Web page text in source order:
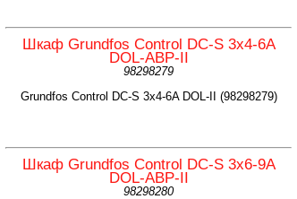
Шкаф Grundfos Control DC-S 3x4-6A
DOL-ABP-II
98298279
Grundfos Control DC-S 3x4-6A DOL-II (98298279)
Шкаф Grundfos Control DC-S 3x6-9A
DOL-ABP-II
98298280